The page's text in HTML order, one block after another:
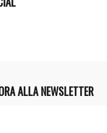
ALLA NEWSLETTER